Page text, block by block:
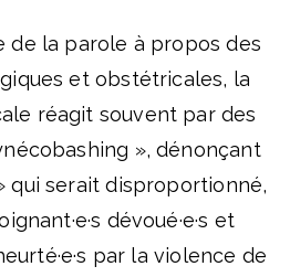
de la parole à propos des
et obstétricales, la
réagit souvent par des
», dénonçant
qui serait disproportionné,
dévoué·e·s et
par la violence de